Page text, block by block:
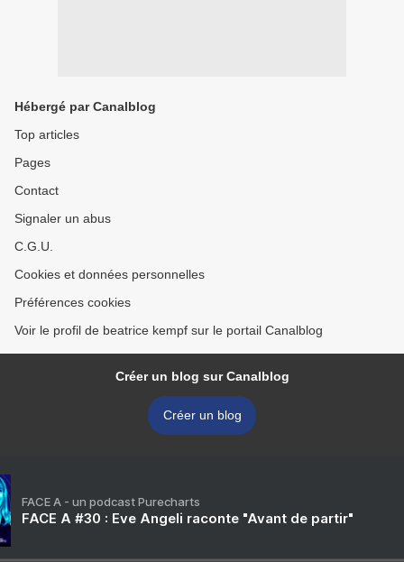
Hébergé par Canalblog
Top articles
Pages
Contact
Signaler un abus
C.G.U.
Cookies et données personnelles
Préférences cookies
Voir le profil de beatrice kempf sur le portail Canalblog
Créer un blog sur Canalblog
Créer un blog
FACE A - un podcast Purecharts
FACE A #30 : Eve Angeli raconte "Avant de partir"